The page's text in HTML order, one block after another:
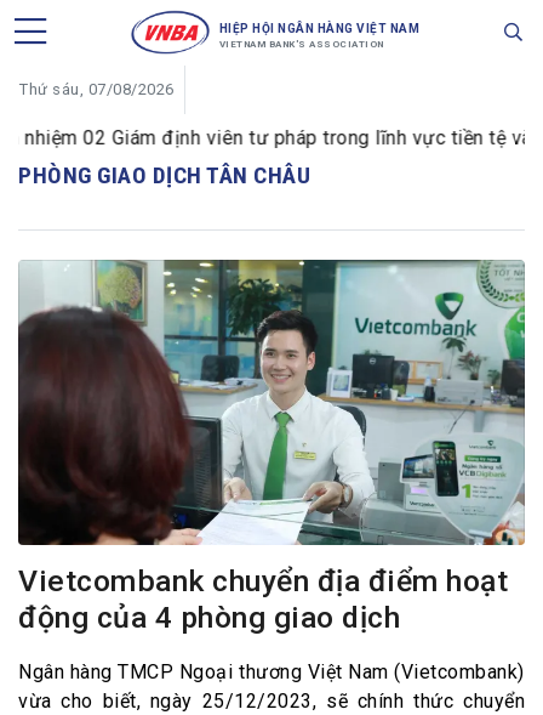
HIỆP HỘI NGÂN HÀNG VIỆT NAM
VIETNAM BANK'S ASSOCIATION
Thứ sáu, 07/08/2026
nhiệm 02 Giám định viên tư pháp trong lĩnh vực tiền tệ và
PHÒNG GIAO DỊCH TÂN CHÂU
Vietcombank chuyển địa điểm hoạt
động của 4 phòng giao dịch
Ngân hàng TMCP Ngoại thương Việt Nam (Vietcombank)
vừa cho biết, ngày 25/12/2023, sẽ chính thức chuyển